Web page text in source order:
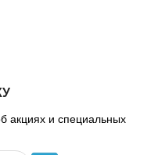
акциях и специальных